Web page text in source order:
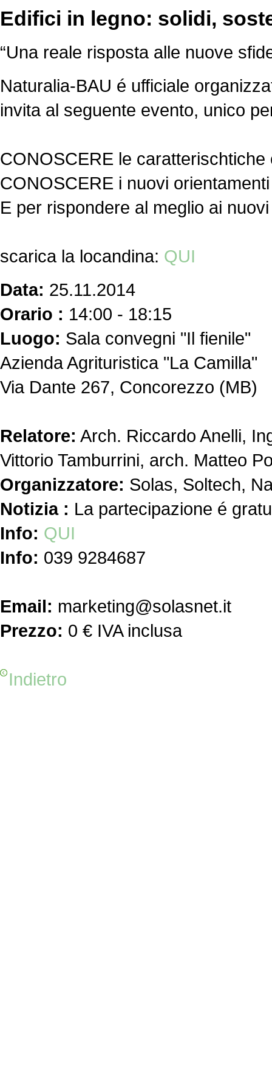
Edifici in legno: solidi,
“Una reale risposta alle nuove
Naturalia-BAU é ufficiale
invita al seguente evento, unico
CONOSCERE le
CONOSCERE i nuovi
E per rispondere al meglio ai
scarica la locandina: QUI
Data: 25.11.2014
Orario : 14:00 - 18:15
Luogo: Sala convegni "Il fienile"
Azienda Agrituristica "La Camilla"
Via Dante 267, Concorezzo (MB)
Relatore: Arch. Riccardo Anelli,
Vittorio Tamburrini, arch. Matteo
Organizzatore: Solas, Soltech,
Notizia : La partecipazione é
Info: QUI
Info: 039 9284687
Email: marketing@solasnet.it
Prezzo: 0 € IVA inclusa
Indietro